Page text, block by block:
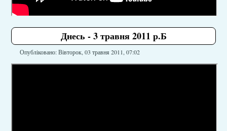
Днесь - 3 травня 2011 р.Б
Опубліковано: Вівторок, 03 травня 2011, 07:02